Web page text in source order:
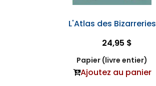
L'Atlas des Bizarreries
24,95 $
Papier (livre entier)
Ajoutez au panier